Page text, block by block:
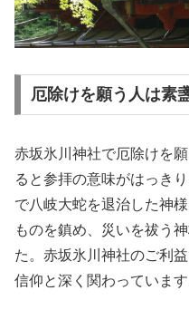
厄除けを願う人は素
赤坂氷川神社で厄除けを
ると参拝の意味がはっき
で八岐大蛇を退治した神
ものを鎮め、災いを祓う
た。赤坂氷川神社のご利
信仰と深く関わっています